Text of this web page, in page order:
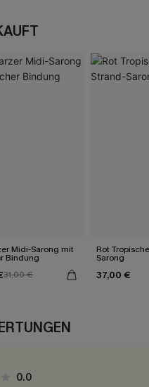
Midi-Sarong mit
Bindung
31,00 €
Rot
Sarong
37,00 €
0.0